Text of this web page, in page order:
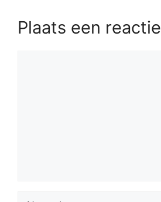
Plaats een reactie